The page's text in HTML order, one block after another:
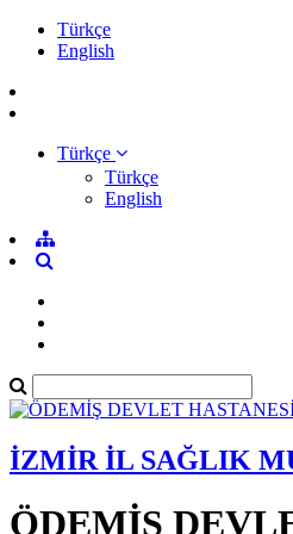
Türkçe
English
Türkçe
Türkçe
English
İZMİR İL SAĞLIK
ÖDEMİŞ